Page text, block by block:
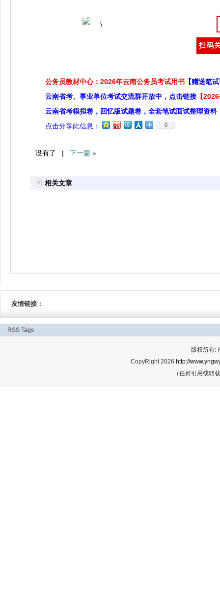
扫码
公务员教材中心：2026年云南公务员考试用书 【赠送笔
云南省考、事业单位考试交流群开放中，点击链接 【
云南省考模拟卷，回忆版试题卷，全套笔试面试整理资料
点击分享此信息：
0
没有了 | 下一篇 »
相关文章
友情链接：
RSS Tags
版权所有:
CopyRight 2026 http://
（任何引用或转